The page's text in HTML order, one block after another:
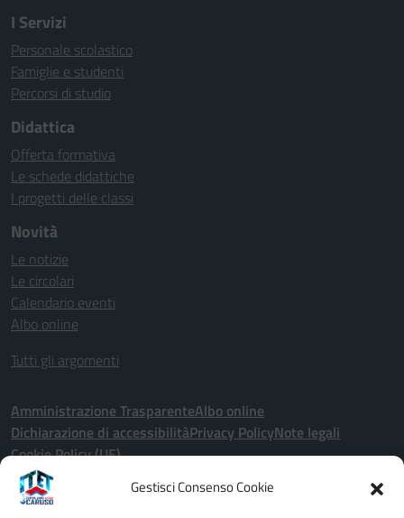
Gestisci Consenso Cookie
I Servizi
Personale scolastico
Famiglie e studenti
Percorsi di studio
Didattica
Offerta formativa
Le schede didattiche
I progetti delle classi
Novità
Le notizie
Le circolari
Calendario eventi
Albo online
Tutti gli argomenti
Amministrazione TrasparenteAlbo online
Dichiarazione di accessibilitàPrivacy PolicyNote legali
Cookie Policy (UE)
Seguici su: